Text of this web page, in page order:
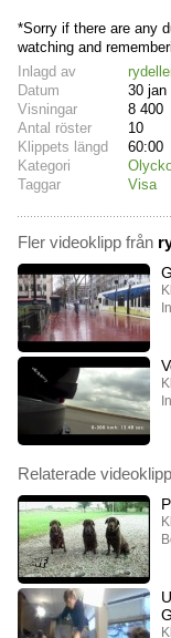
*Sorry if there are any
watching and
Inlagd av
Datum
30 jan
Visningar
8 400
Antal röster
10
Klippets längd
60:00
Kategori
Taggar
Visa
Fler videoklipp från
Relaterade videoklipp